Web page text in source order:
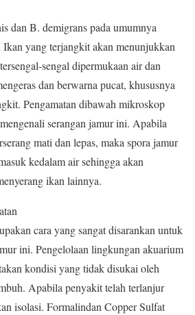
dan B. demigrans pada umumnya
Ikan yang terjangkit akan menunjukkan
sengal dipermukaan air dan
dan berwarna pucat, khususnya
Pengamatan dibawah mikroskop
serangan jamur ini. Apabila
mati dan lepas, maka spora jamur
kedalam air sehingga akan
ikan lainnya.
cara yang sangat disarankan untuk
ini. Pengelolaan lingkungan akuarium
kondisi yang tidak disukai oleh
Apabila penyakit telah terlanjur
isolasi. Formalindan Copper Sulfat